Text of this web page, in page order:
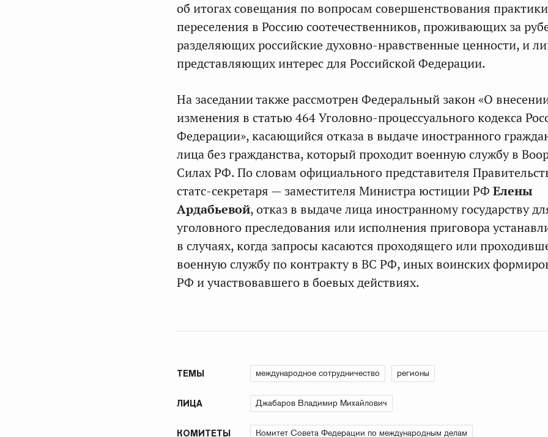
об итогах совещания по вопросам совершенствования практики
переселения в Россию соотечественников, проживающих за
разделяющих российские духовно-нравственные ценности, и
представляющих интерес для Российской Федерации.
На заседании также рассмотрен Федеральный закон «О
изменения в статью 464 Уголовно-процессуального кодекса
Федерации», касающийся отказа в выдаче иностранного
лица без гражданства, который проходит военную службу в
Силах РФ. По словам официального представителя
статс-секретаря — заместителя Министра юстиции РФ Елены
Ардабьевой, отказ в выдаче лица иностранному государству
уголовного преследования или исполнения приговора
в случаях, когда запросы касаются проходящего или
военную службу по контракту в ВС РФ, иных воинских
РФ и участвовавшего в боевых действиях.
ТЕМЫ международное сотрудничество регионы
ЛИЦА Джабаров Владимир Михайлович
КОМИТЕТЫ Комитет Совета Федерации по международным делам